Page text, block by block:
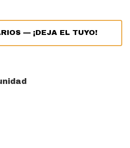
— ¡DEJA EL TUYO!